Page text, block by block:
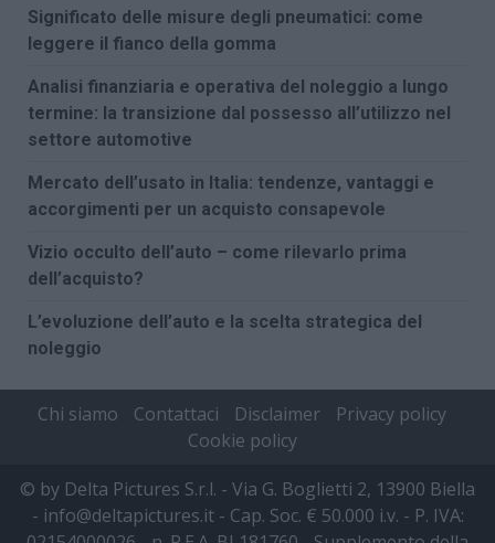
Significato delle misure degli pneumatici: come
leggere il fianco della gomma
Analisi finanziaria e operativa del noleggio a lungo
termine: la transizione dal possesso all’utilizzo nel
settore automotive
Mercato dell’usato in Italia: tendenze, vantaggi e
accorgimenti per un acquisto consapevole
Vizio occulto dell’auto – come rilevarlo prima
dell’acquisto?
L’evoluzione dell’auto e la scelta strategica del
noleggio
Chi siamo Contattaci Disclaimer
Privacy policy
Cookie policy
© by Delta Pictures S.r.l. - Via G. Boglietti 2, 13900 Biella
- info@deltapictures.it - Cap. Soc. € 50.000 i.v. - P. IVA: